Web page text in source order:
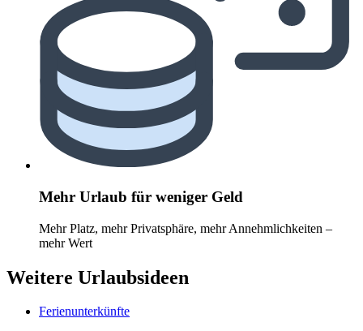
Mehr Urlaub für weniger Geld
Mehr Platz, mehr Privatsphäre, mehr Annehmlichkeiten –
mehr Wert
Weitere Urlaubsideen
Ferienunterkünfte